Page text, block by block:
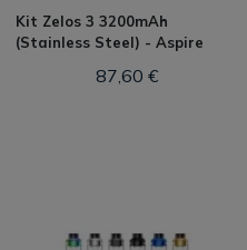
Kit Zelos 3 3200mAh
(Stainless Steel) - Aspire
87,60 €